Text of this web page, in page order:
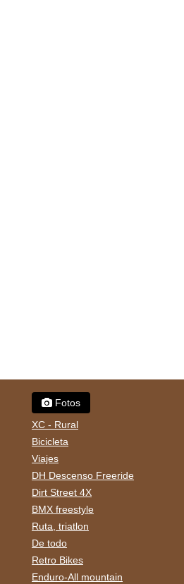
Fotos
XC - Rural
Bicicleta
Viajes
DH Descenso Freeride
Dirt Street 4X
BMX freestyle
Ruta, triatlon
De todo
Retro Bikes
Enduro-All mountain